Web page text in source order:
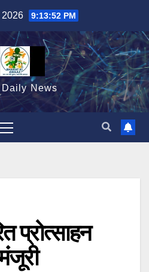
2026 9:13:53 PM
Daily News
प्रोत्साहन